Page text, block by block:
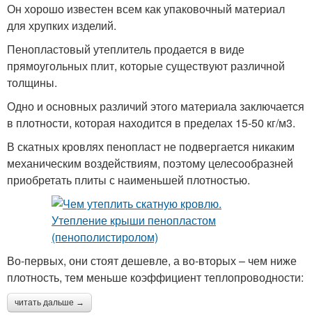
Он хорошо известен всем как упаковочный материал
для хрупких изделий.
Пенопластовый утеплитель продается в виде
прямоугольных плит, которые существуют различной
толщины.
Одно и основных различий этого материала заключается
в плотности, которая находится в пределах 15-50 кг/м3.
В скатных кровлях пенопласт не подвергается никаким
механическим воздействиям, поэтому целесообразней
приобретать плиты с наименьшей плотностью.
Во-первых, они стоят дешевле, а во-вторых – чем ниже
плотность, тем меньше коэффициент теплопроводности:
читать дальше →